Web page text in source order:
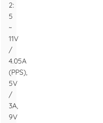
2:
5
~
11V
/
4.05A
(PPS),
5V
/
3A,
9V